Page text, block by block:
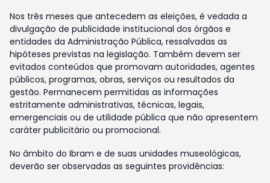
Nos três meses que antecedem as eleições, é vedada a
divulgação de publicidade institucional dos órgãos e
entidades da Administração Pública, ressalvadas as
hipóteses previstas na legislação. Também devem ser
evitados conteúdos que promovam autoridades, agentes
públicos, programas, obras, serviços ou resultados da
gestão. Permanecem permitidas as informações
estritamente administrativas, técnicas, legais,
emergenciais ou de utilidade pública que não apresentem
caráter publicitário ou promocional.
No âmbito do Ibram e de suas unidades museológicas,
deverão ser observadas as seguintes providências: